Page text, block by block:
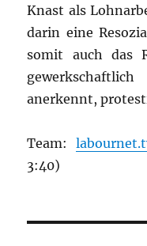
Knast als
darin eine
somit auch das
anerkennt,
Team:
3:40)